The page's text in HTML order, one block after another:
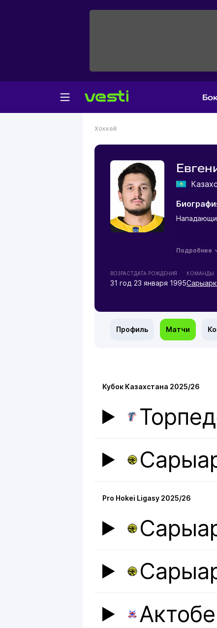
Хоккей
Подробнее
ВОЗРАСТ
31 год
ДАТА РОЖДЕНИЯ
23 января 1995
КОМАНДЫ
Профиль Матчи
Кубок Казахстана 2025/26
Pro Hokei Ligasy 2025/26
Актобе